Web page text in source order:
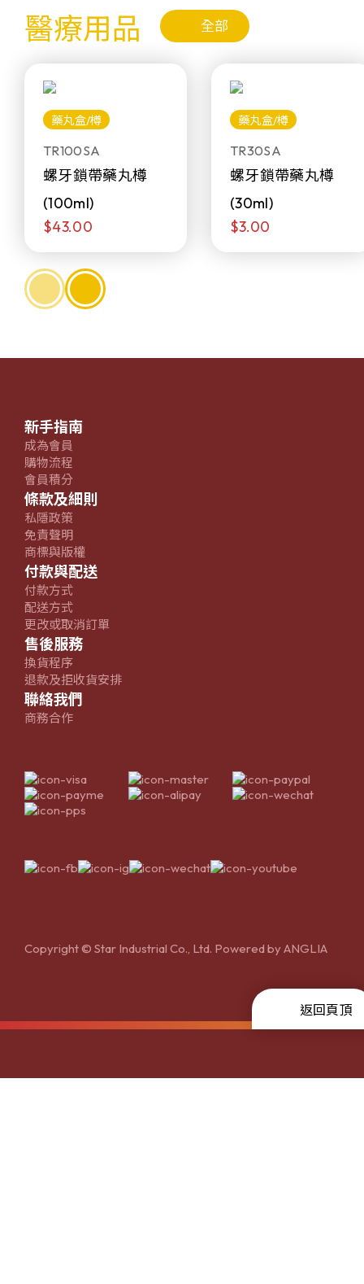
醫療用品 全部
藥丸盒/樽
TR100SA
螺牙鎖帶藥丸樽
(100ml)
$43.00
藥丸盒/樽
TR30SA
螺牙鎖帶藥丸樽
(30ml)
$3.00
新手指南
成為會員
購物流程
會員積分
條款及細則
私隱政策
免責聲明
商標與版權
付款與配送
付款方式
配送方式
更改或取消訂單
售後服務
換貨程序
退款及拒收貨安排
聯絡我們
商務合作
Copyright © Star Industrial Co., Ltd. Powered byANGLIA
返回頁頂